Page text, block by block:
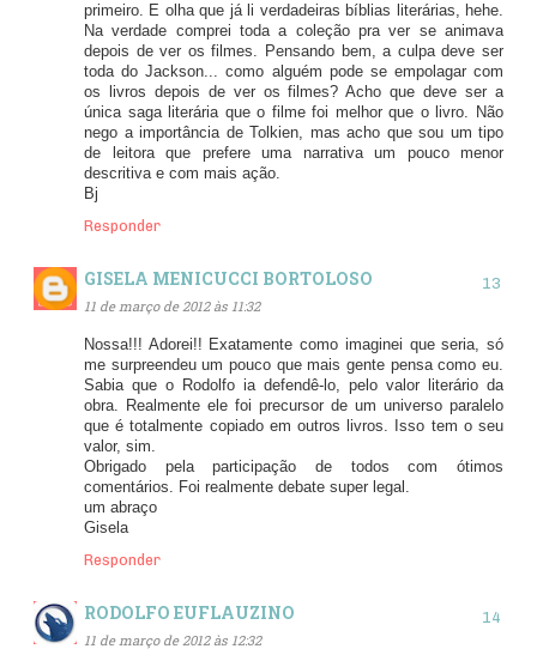
primeiro. E olha que já li verdadeiras bíblias literárias, hehe.
Na verdade comprei toda a coleção pra ver se animava
depois de ver os filmes. Pensando bem, a culpa deve ser
toda do Jackson... como alguém pode se empolagar com
os livros depois de ver os filmes? Acho que deve ser a
única saga literária que o filme foi melhor que o livro. Não
nego a importância de Tolkien, mas acho que sou um tipo
de leitora que prefere uma narrativa um pouco menor
descritiva e com mais ação.
Bj
Responder
GISELA MENICUCCI BORTOLOSO
11 de março de 2012 às 11:32
Nossa!!! Adorei!! Exatamente como imaginei que seria, só
me surpreendeu um pouco que mais gente pensa como eu.
Sabia que o Rodolfo ia defendê-lo, pelo valor literário da
obra. Realmente ele foi precursor de um universo paralelo
que é totalmente copiado em outros livros. Isso tem o seu
valor, sim.
Obrigado pela participação de todos com ótimos
comentários. Foi realmente debate super legal.
um abraço
Gisela
Responder
RODOLFO EUFLAUZINO
11 de março de 2012 às 12:32